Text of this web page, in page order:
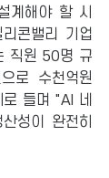
계해야 할 시
콘밸리 기업
직원 50명 규
로 수천억원
들며 "AI 네
성이 완전히